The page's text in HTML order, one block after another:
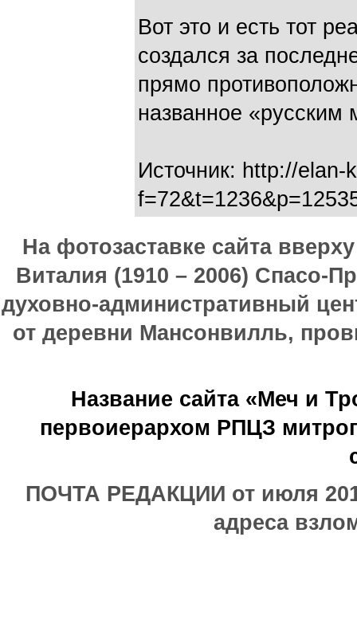
Вот это и есть тот
создался за
прямо
названное «русским
Источник: http://
На фотозаставке сайта
Виталия (1910 – 2006) Спасо-
духовно-административный
от деревни Мансонвилль,
Название сайта «Меч и
первоиерархом РПЦЗ
ПОЧТА РЕДАКЦИИ от июля
адреса